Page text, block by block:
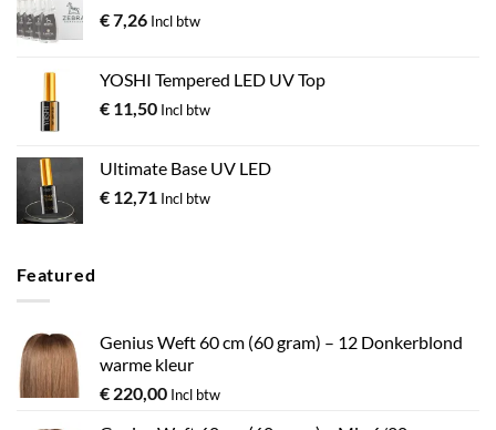
€7,26 Incl btw
YOSHI Tempered LED UV Top
€ 11,50 Incl btw
Ultimate Base UV LED
€ 12,71 Incl btw
Featured
Genius Weft 60 cm (60 gram) – 12 Donkerblond
warme kleur
€ 220,00 Incl btw